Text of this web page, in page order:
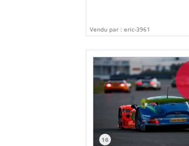
Vendu par : eric-3961
16